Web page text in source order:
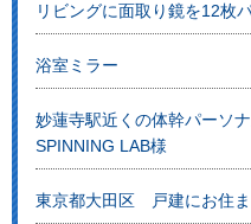
リビングに面取り鏡を12枚
浴室ミラー
妙蓮寺駅近くの体幹パーソ
SPINNING LAB様
東京都大田区 戸建にお住